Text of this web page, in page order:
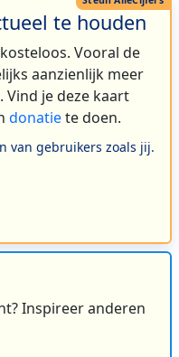
te houden
Vooral de
aanzienlijk meer
Vind je deze kaart
donatiete doen.
van gebruikers zoals jij.
Inspireer anderen